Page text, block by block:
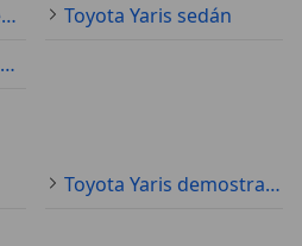
Toyota Yaris coche pequeño
Toyota Yaris sedán
Toyota Yaris monovolumen
Toyota Yaris demostración